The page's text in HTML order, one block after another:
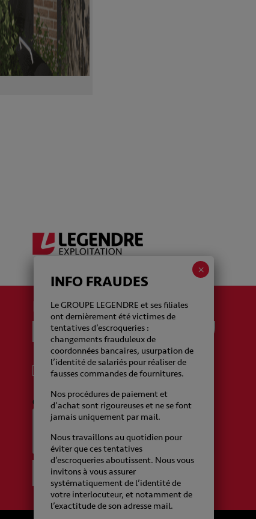
La newsletter Legendre
J'accepte de recevoir de la part du Groupe
Legendre des emails
CAPTCHA
INFO FRAUDES
Le GROUPE LEGENDRE et ses filiales
ont dernièrement été victimes de
tentatives d’escroqueries :
changements frauduleux de
coordonnées bancaires, usurpation de
l’identité de salariés pour réaliser de
fausses commandes de fournitures.
Nos procédures de paiement et
d’achat sont rigoureuses et ne se font
jamais uniquement par mail.
Nous travaillons au quotidien pour
éviter que ces tentatives
d’escroqueries aboutissent. Nous vous
invitons à vous assurer
systématiquement de l’identité de
votre interlocuteur, et notamment de
l’exactitude de son adresse mail.